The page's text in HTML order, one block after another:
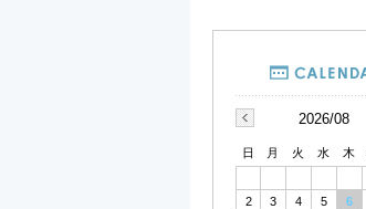
2026/08
日 月 火 水 木
2
3 4 5 6